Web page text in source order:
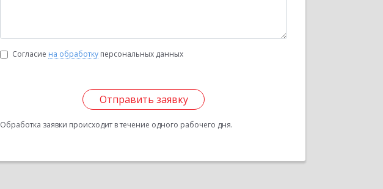
Согласие на обработку персональных данных
Отправить заявку
Обработка заявки происходит в течение одного рабочего дня.